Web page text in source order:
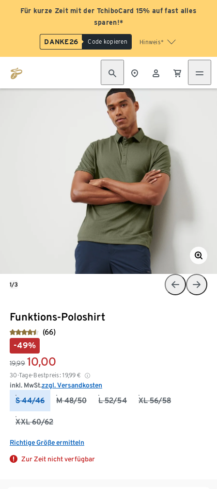
Für kurze Zeit mit der TchiboCard 15% auf fast alles
sparen!*
DANKE26 Code kopieren Hinweis*
Funktions-Poloshirt
(66)
-49%
19,99 10,00
30-Tage-Bestpreis: 19,99 €
inkl. MwSt.zzgl. Versandkosten
S 44/46 M 48/50 L 52/54 XL 56/58
XXL 60/62
Richtige Größe ermitteln
Zur Zeit nicht verfügbar
1/3